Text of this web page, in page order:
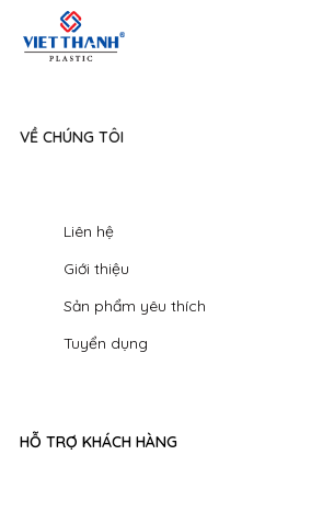
VỀ CHÚNG TÔI
Liên hệ
Giới thiệu
Sản phẩm yêu thích
Tuyển dụng
HỖ TRỢ KHÁCH HÀNG